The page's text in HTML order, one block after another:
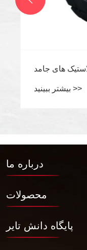
مقررات حمل و
درباره ما
محصولات
پایگاه دانش تایر